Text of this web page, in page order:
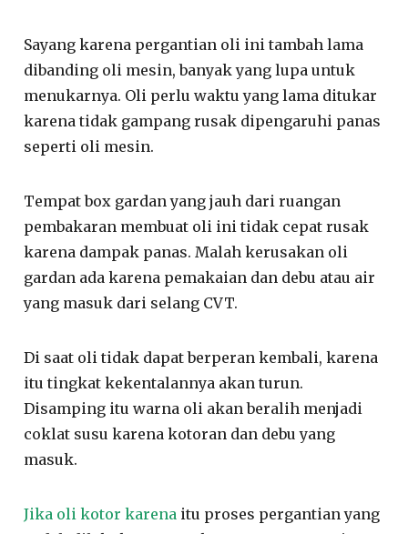
Sayang karena pergantian oli ini tambah lama
dibanding oli mesin, banyak yang lupa untuk
menukarnya. Oli perlu waktu yang lama ditukar
karena tidak gampang rusak dipengaruhi panas
seperti oli mesin.
Tempat box gardan yang jauh dari ruangan
pembakaran membuat oli ini tidak cepat rusak
karena dampak panas. Malah kerusakan oli
gardan ada karena pemakaian dan debu atau air
yang masuk dari selang CVT.
Di saat oli tidak dapat berperan kembali, karena
itu tingkat kekentalannya akan turun.
Disamping itu warna oli akan beralih menjadi
coklat susu karena kotoran dan debu yang
masuk.
Jika oli kotor karena itu proses pergantian yang